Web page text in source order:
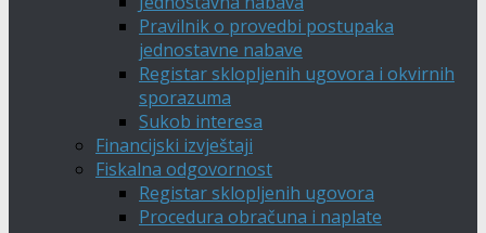
Pravilnik o provedbi postupaka
jednostavne nabave
Registar sklopljenih ugovora i okvirnih
sporazuma
Sukob interesa
Financijski izvještaji
Fiskalna odgovornost
Registar sklopljenih ugovora
Procedura obračuna i naplate